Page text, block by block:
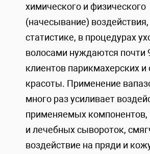
химического и физического
(начесывание)
статистике, в процедурах
волосами нуждаются почти
клиентов парикмахерских и
красоты. Применение
много раз усиливает
применяемых компонентов,
и лечебных сывороток,
воздействие на пряди и